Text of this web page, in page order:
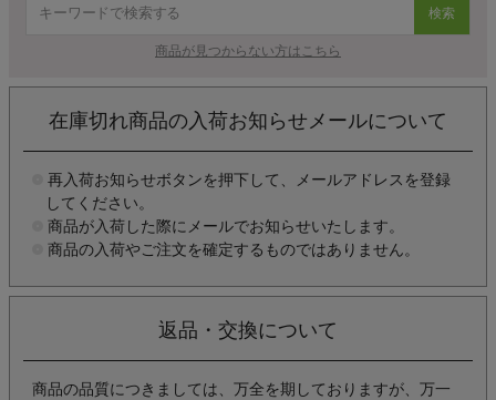
検索
商品が見つからない方はこちら
在庫切れ商品の入荷お知らせメールについて
再入荷お知らせボタンを押下して、メールアドレスを登録
してください。
商品が入荷した際にメールでお知らせいたします。
商品の入荷やご注文を確定するものではありません。
返品・交換について
商品の品質につきましては、万全を期しておりますが、万一